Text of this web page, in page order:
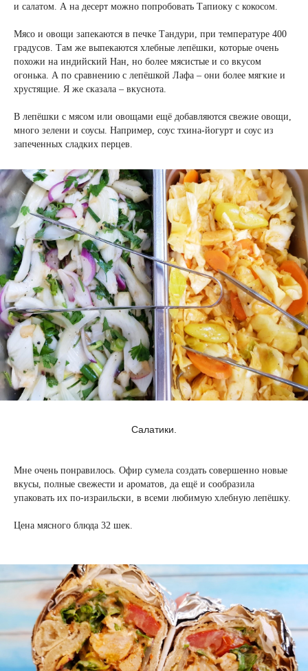
и салатом. А на десерт можно попробовать Тапиоку с кокосом.
Мясо и овощи запекаются в печке Тандури, при температуре 400
градусов. Там же выпекаются хлебные лепёшки, которые очень
похожи на индийский Нан, но более мясистые и со вкусом
огонька. А по сравнению с лепёшкой Лафа – они более мягкие и
хрустящие. Я же сказала – вкуснота.
В лепёшки с мясом или овощами ещё добавляются свежие овощи,
много зелени и соусы. Например, соус тхина-йогурт и соус из
запеченных сладких перцев.
Салатики.
Мне очень понравилось. Офир сумела создать совершенно новые
вкусы, полные свежести и ароматов, да ещё и сообразила
упаковать их по-израильски, в всеми любимую хлебную лепёшку.
Цена мясного блюда 32 шек.